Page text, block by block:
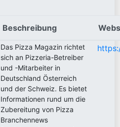
Beschreibung
Das Pizza Magazin richtet
sich an Pizzeria-Betreiber
und -Mitarbeiter in
Deutschland Österreich
und der Schweiz. Es bietet
Informationen rund um die
Zubereitung von Pizza
Branchennews